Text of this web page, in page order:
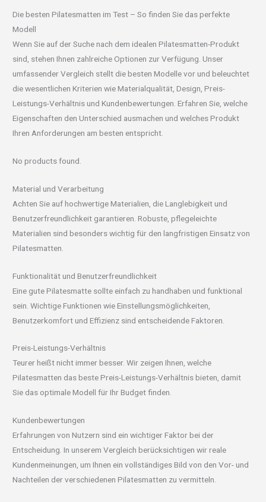
Die besten Pilatesmatten im Test – So finden Sie das perfekte
Modell
Wenn Sie auf der Suche nach dem idealen Pilatesmatten-Produkt
sind, stehen Ihnen zahlreiche Optionen zur Verfügung. Unser
umfassender Vergleich stellt die besten Modelle vor und beleuchtet
die wesentlichen Kriterien wie Materialqualität, Design, Preis-
Leistungs-Verhältnis und Kundenbewertungen. Erfahren Sie, welche
Eigenschaften den Unterschied ausmachen und welches Produkt
Ihren Anforderungen am besten entspricht.
No products found.
Material und Verarbeitung
Achten Sie auf hochwertige Materialien, die Langlebigkeit und
Benutzerfreundlichkeit garantieren. Robuste, pflegeleichte
Materialien sind besonders wichtig für den langfristigen Einsatz von
Pilatesmatten.
Funktionalität und Benutzerfreundlichkeit
Eine gute Pilatesmatte sollte einfach zu handhaben und funktional
sein. Wichtige Funktionen wie Einstellungsmöglichkeiten,
Benutzerkomfort und Effizienz sind entscheidende Faktoren.
Preis-Leistungs-Verhältnis
Teurer heißt nicht immer besser. Wir zeigen Ihnen, welche
Pilatesmatten das beste Preis-Leistungs-Verhältnis bieten, damit
Sie das optimale Modell für Ihr Budget finden.
Kundenbewertungen
Erfahrungen von Nutzern sind ein wichtiger Faktor bei der
Entscheidung. In unserem Vergleich berücksichtigen wir reale
Kundenmeinungen, um Ihnen ein vollständiges Bild von den Vor- und
Nachteilen der verschiedenen Pilatesmatten zu vermitteln.